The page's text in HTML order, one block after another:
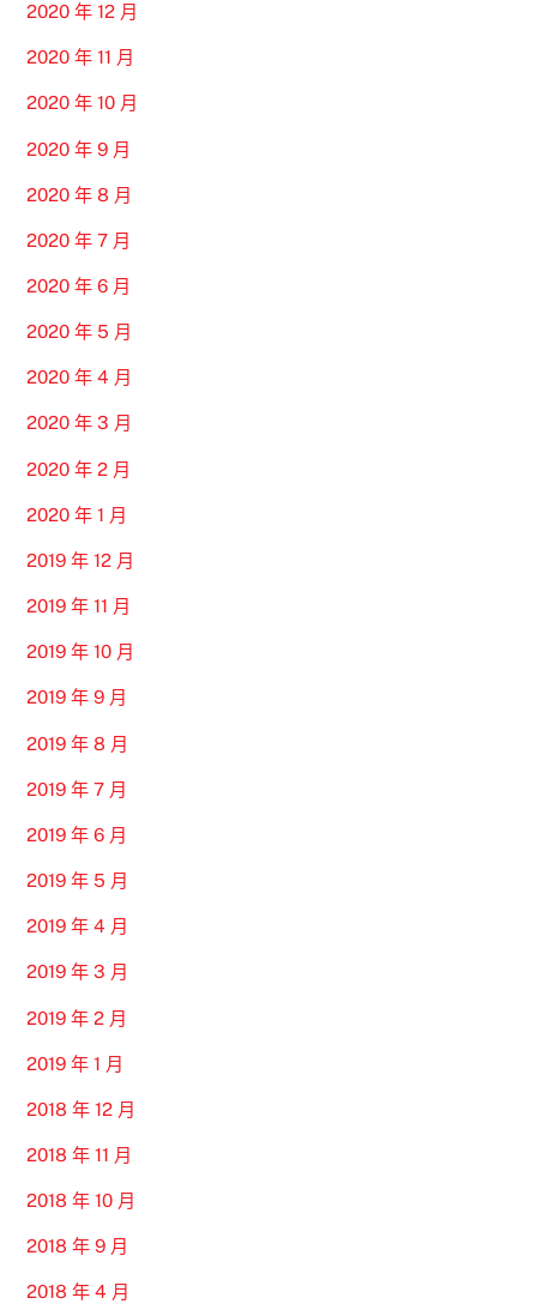
2020 年 12 月
2020 年 11 月
2020 年 10 月
2020 年 9 月
2020 年 8 月
2020 年 7 月
2020 年 6 月
2020 年 5 月
2020 年 4 月
2020 年 3 月
2020 年 2 月
2020 年 1 月
2019 年 12 月
2019 年 11 月
2019 年 10 月
2019 年 9 月
2019 年 8 月
2019 年 7 月
2019 年 6 月
2019 年 5 月
2019 年 4 月
2019 年 3 月
2019 年 2 月
2019 年 1 月
2018 年 12 月
2018 年 11 月
2018 年 10 月
2018 年 9 月
2018 年 4 月